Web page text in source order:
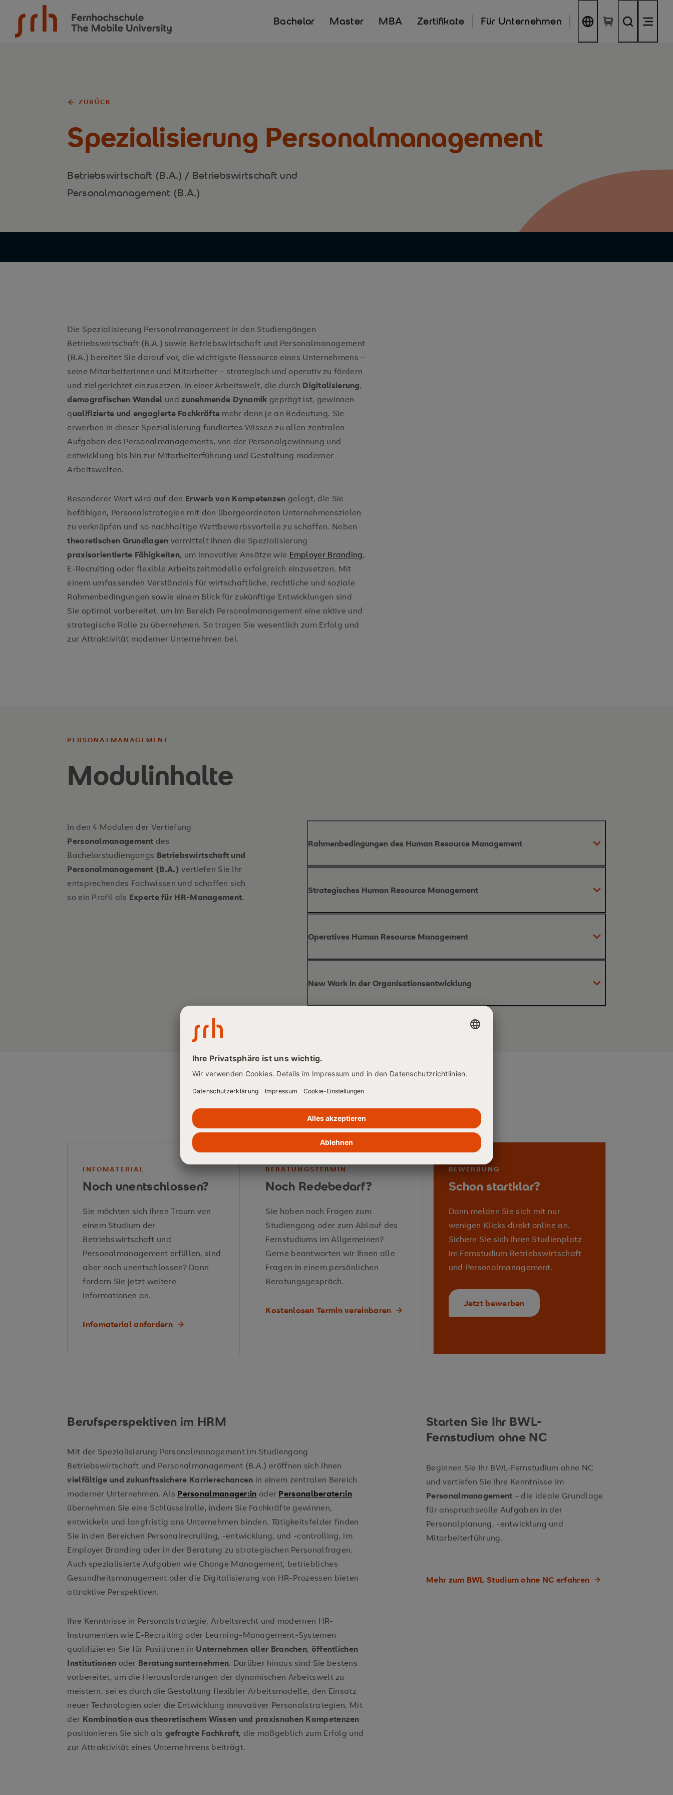
Bachelor Master MBA Zertifikate Für Unternehmen
ZURÜCK
Spezialisierung Personalmanagement
Betriebswirtschaft (B.A.) / Betriebswirtschaft und
Personalmanagement (B.A.)
Die Spezialisierung Personalmanagement in den Studiengängen
Betriebswirtschaft (B.A.) sowie Betriebswirtschaft und Personalmanagement
(B.A.) bereitet Sie darauf vor, die wichtigste Ressource eines Unternehmens –
seine Mitarbeiterinnen und Mitarbeiter – strategisch und operativ zu fördern
und zielgerichtet einzusetzen. In einer Arbeitswelt, die durch Digitalisierung,
demografischen Wandel undzunehmende Dynamik geprägt ist, gewinnen
qualifizierte und engagierte Fachkräfte mehr denn je an Bedeutung. Sie
erwerben in dieser Spezialisierung fundiertes Wissen zu allen zentralen
Aufgaben des Personalmanagements, von der Personalgewinnung und -
entwicklung bis hin zur Mitarbeiterführung und Gestaltung moderner
Arbeitswelten.
Besonderer Wert wird auf den Erwerb von Kompetenzen gelegt, die Sie
befähigen, Personalstrategien mit den übergeordneten Unternehmenszielen
zu verknüpfen und so nachhaltige Wettbewerbsvorteile zu schaffen. Neben
theoretischen Grundlagen vermittelt Ihnen die Spezialisierung
praxisorientierte Fähigkeiten, um innovative Ansätze wie Employer Branding,
E-Recruiting oder flexible Arbeitszeitmodelle erfolgreich einzusetzen. Mit
einem umfassenden Verständnis für wirtschaftliche, rechtliche und soziale
Rahmenbedingungen sowie einem Blick für zukünftige Entwicklungen sind
Sie optimal vorbereitet, um im Bereich Personalmanagement eine aktive und
strategische Rolle zu übernehmen. So tragen Sie wesentlich zum Erfolg und
zur Attraktivität moderner Unternehmen bei.
PERSONALMANAGEMENT
Modulinhalte
In den 4 Modulen der Vertiefung
Personalmanagement des
Bachelorstudiengangs Betriebswirtschaft und
Personalmanagement (B.A.) vertiefen Sie Ihr
entsprechendes Fachwissen und schaffen sich
so ein Profil als Experte für HR-Management.
Rahmenbedingungen des Human Resource Management
Einblick in die rechtlichen,
Arbeitswelt prägen
Individualisierung von Arbeit
Vermittelte Kompetenzen
Arbeit als soziales und reguliertes
Verhältnis
gesellschaftliche Veränderungen
Strategisches Human Resource Management
strategische Planung, Umsetzung
ganzheitliche Integration von Personalpolitik,
Personalmarketing und Personalcontrolling
Herausforderungen sowohl auf Mitarbeiter- als auch auf
Gesundheitsförderung und Prävention
Vermittelte Kompetenzen
Human Capital Management
wertorientiertes
Personalmanagement
Gestaltung moderner Personalmanagementprozesse
Operatives Human Resource Management
systematische Analyse, Bewertung und
Ansätze für die effiziente Organisation und Steuerung von
Personalaufgaben
Vermittelte Kompetenzen
operativen
Personalmanagements
Wissen in realen Unternehmenskontexten erfolgreich einzusetzen
New Work in der Organisationsentwicklung
lernenden Organisation
SCRUM-Frameworks
Leadership-Konzepten
New Work
INFOMATERIAL
Noch unentschlossen?
Sie möchten sich Ihren Traum von
einem Studium der
Betriebswirtschaft und
Personalmanagement erfüllen, sind
aber noch unentschlossen? Dann
fordern Sie jetzt weitere
Informationen an.
Infomaterial anfordern
BERATUNGSTERMIN
Noch Redebedarf?
Sie haben noch Fragen zum
Studiengang oder zum Ablauf des
Fernstudiums im Allgemeinen?
Gerne beantworten wir Ihnen alle
Fragen in einem persönlichen
Beratungsgespräch.
Kostenlosen Termin vereinbaren
BEWERBUNG
Schon startklar?
Dann melden Sie sich mit nur
wenigen Klicks direkt online an.
Sichern Sie sich Ihren Studienplatz
im Fernstudium Betriebswirtschaft
und Personalmanagement.
Jetzt bewerben
Berufsperspektiven im HRM
Mit der Spezialisierung Personalmanagement im Studiengang
Betriebswirtschaft und Personalmanagement (B.A.) eröffnen sich Ihnen
vielfältige und zukunftssichere Karrierechancen in einem zentralen Bereich
moderner Unternehmen. Als Personalmanager:in oder Personalberater:in
übernehmen Sie eine Schlüsselrolle, indem Sie Fachkräfte gewinnen,
entwickeln und langfristig ans Unternehmen binden. Tätigkeitsfelder finden
Sie in den Bereichen Personalrecruiting, -entwicklung, und -controlling, im
Employer Branding oder in der Beratung zu strategischen Personalfragen.
Auch spezialisierte Aufgaben wie Change Management, betriebliches
Gesundheitsmanagement oder die Digitalisierung von HR-Prozessen bieten
attraktive Perspektiven.
Ihre Kenntnisse in Personalstrategie, Arbeitsrecht und modernen HR-
Instrumenten wie E-Recruiting oder Learning-Management-Systemen
qualifizieren Sie für Positionen in Unternehmen aller Branchen, öffentlichen
Institutionen oder Beratungsunternehmen. Darüber hinaus sind Sie bestens
vorbereitet, um die Herausforderungen der dynamischen Arbeitswelt zu
meistern, sei es durch die Gestaltung flexibler Arbeitsmodelle, den Einsatz
neuer Technologien oder die Entwicklung innovativer Personalstrategien. Mit
der Kombination aus theoretischem Wissen und praxisnahen Kompetenzen
positionieren Sie sich als gefragte Fachkraft, die maßgeblich zum Erfolg und
zur Attraktivität eines Unternehmens beiträgt.
Starten Sie Ihr BWL-
Fernstudium ohne NC
Beginnen Sie Ihr BWL-Fernstudium ohne NC
und vertiefen Sie Ihre Kenntnisse im
Personalmanagement – die ideale Grundlage
für anspruchsvolle Aufgaben in der
Personalplanung, -entwicklung und
Mitarbeiterführung.
Mehr zum BWL Studium ohne NC erfahren